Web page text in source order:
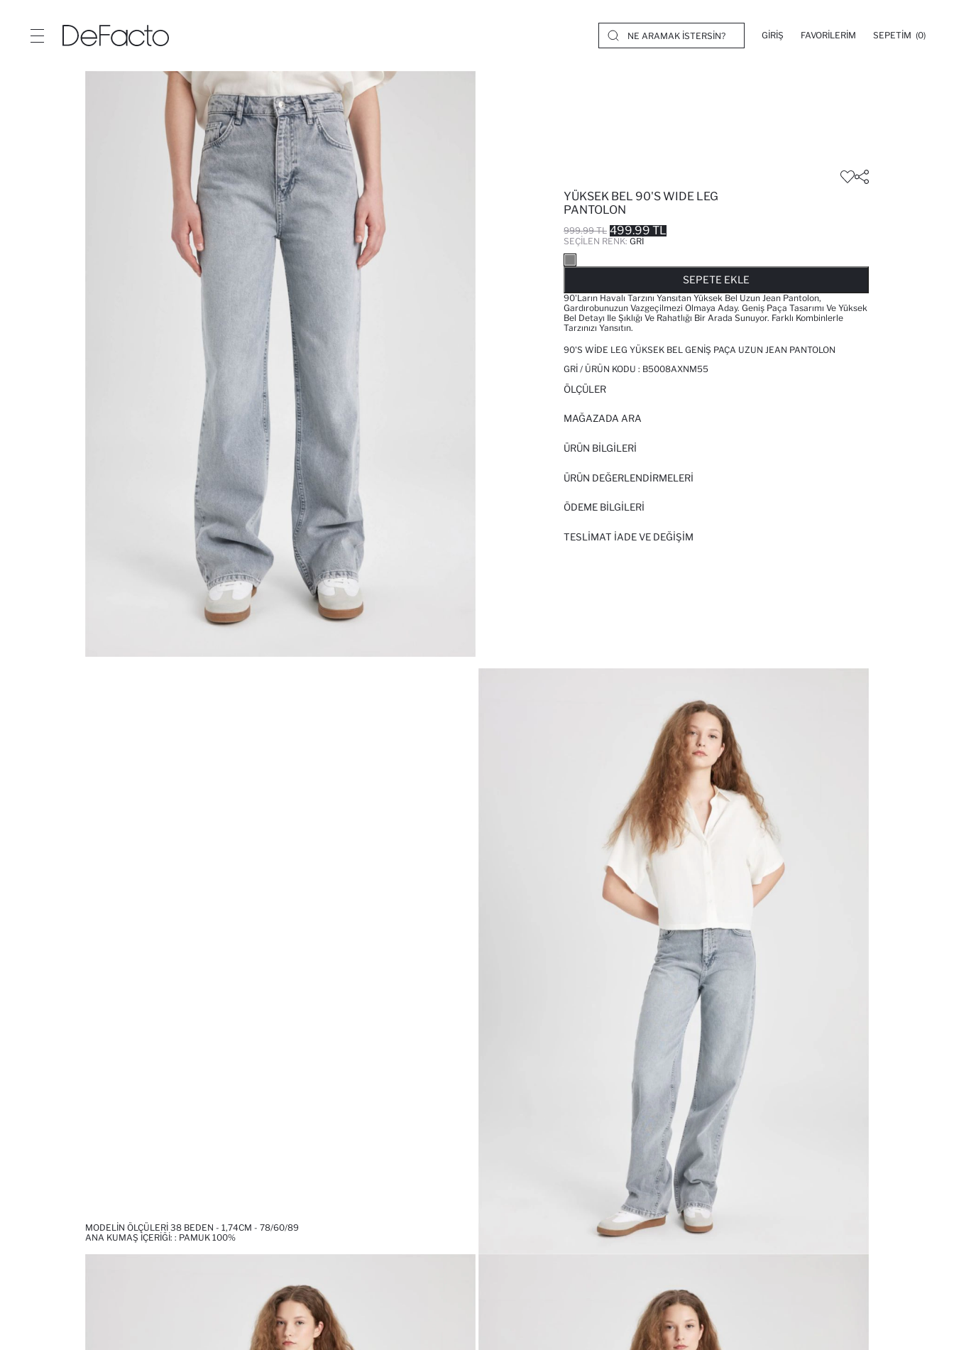
GIRIŞ FAVORILERIM SEPETIM (0)
YÜKSEK BEL 90'S WIDE LEG
PANTOLON
999.99 TL 499.99 TL
SEÇILEN RENK: GRI
SEPETE EKLE
90'ların Havalı Tarzını Yansıtan Yüksek Bel Uzun Jean Pantolon,
Gardırobunuzun Vazgeçilmezi Olmaya Aday. Geniş Paça Tasarımı Ve Yüksek
Bel Detayı Ile Şıklığı Ve Rahatlığı Bir Arada Sunuyor. Farklı Kombinlerle
Tarzınızı Yansıtın.
90'S WIDE LEG YÜKSEK BEL GENIŞ PAÇA UZUN JEAN PANTOLON
GRI / ÜRÜN KODU : B5008AXNM55
ÖLÇÜLER
MAĞAZADA ARA
ÜRÜN BILGILERI
ÜRÜN DEĞERLENDİRMELERİ
ÖDEME BİLGİLERİ
TESLIMAT İADE VE DEĞIŞIM
MODELIN ÖLÇÜLERI 38 BEDEN - 1,74CM - 78/60/89
ANA KUMAŞ İÇERIĞI: : PAMUK 100%